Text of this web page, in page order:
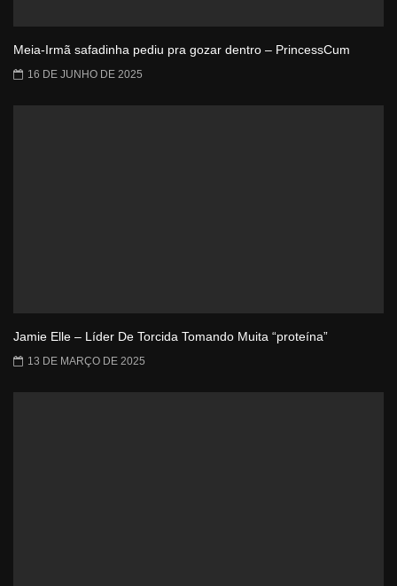
Meia-Irmã safadinha pediu pra gozar dentro – PrincessCum
16 DE JUNHO DE 2025
Jamie Elle – Líder De Torcida Tomando Muita “proteína”
13 DE MARÇO DE 2025